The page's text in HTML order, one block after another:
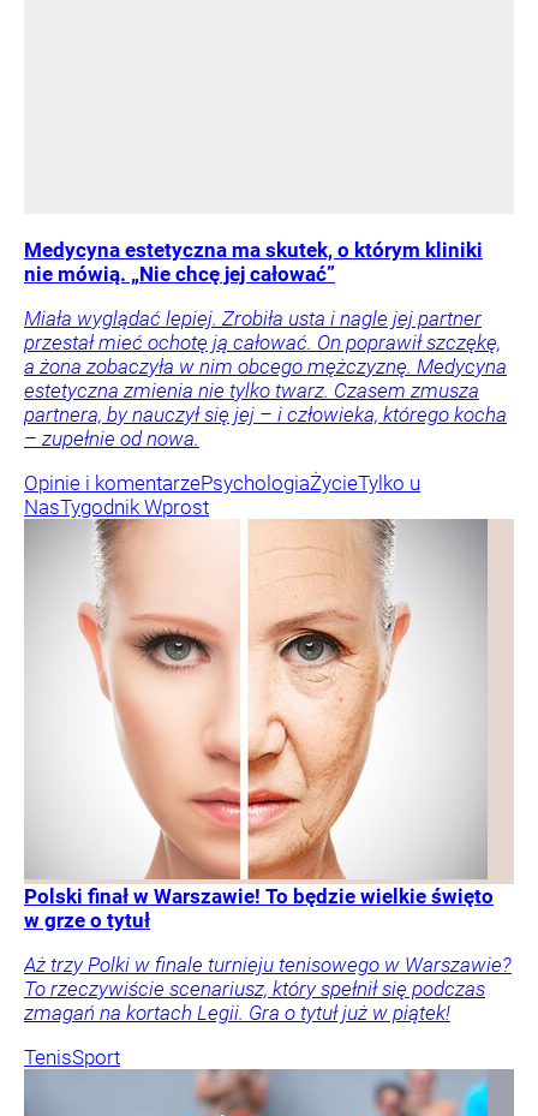
Medycyna estetyczna ma skutek, o którym kliniki
nie mówią. „Nie chcę jej całować”
Miała wyglądać lepiej. Zrobiła usta i nagle jej partner
przestał mieć ochotę ją całować. On poprawił szczękę,
a żona zobaczyła w nim obcego mężczyznę. Medycyna
estetyczna zmienia nie tylko twarz. Czasem zmusza
partnera, by nauczył się jej – i człowieka, którego kocha
– zupełnie od nowa.
Opinie i komentarzePsychologiaŻycieTylko u
NasTygodnik Wprost
Polski finał w Warszawie! To będzie wielkie święto
w grze o tytuł
Aż trzy Polki w finale turnieju tenisowego w Warszawie?
To rzeczywiście scenariusz, który spełnił się podczas
zmagań na kortach Legii. Gra o tytuł już w piątek!
TenisSport